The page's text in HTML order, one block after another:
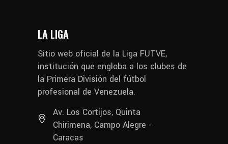
LA LIGA
Sitio web oficial de la Liga FUTVE,
institución que engloba a los clubes de
la Primera División del fútbol
profesional de Venezuela.
Av. Los Cortijos, Quinta
Chirimena, Campo Alegre -
Caracas